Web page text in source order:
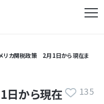
リカ関税政策 2月1日から現在ま
135
日から現在